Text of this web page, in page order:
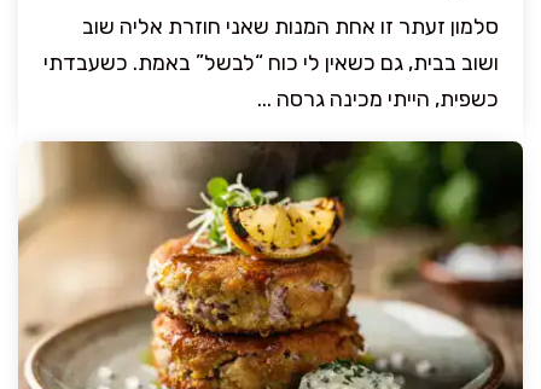
סלמון זעתר זו אחת המנות שאני חוזרת אליה שוב
ושוב בבית, גם כשאין לי כוח “לבשל” באמת. כשעבדתי
כשפית, הייתי מכינה גרסה ...